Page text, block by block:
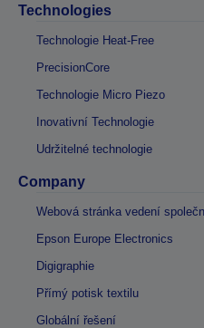
Technologies
Technologie Heat-Free
PrecisionCore
Technologie Micro Piezo
Inovativní Technologie
Udržitelné technologie
Company
Webová stránka vedení
Epson Europe Electronics
Digigraphie
Přímý potisk textilu
Globální řešení